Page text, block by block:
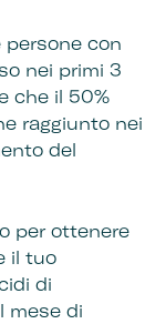
persone con
nei primi 3
che il 50%
raggiunto nei
del
per ottenere
il tuo
di
mese di